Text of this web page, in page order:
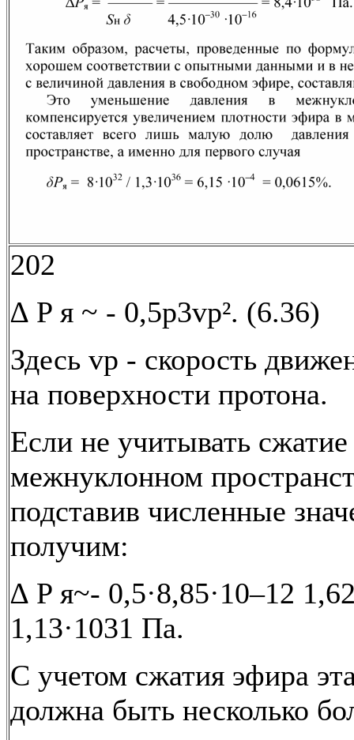
202
∆ P я ~ - 0,5p3vp². (6.36)
Здесь vp - скорость
на поверхности протона.
Если не учитывать
межнуклонном
подставив численные
получим:
∆ P я~- 0,5·8,85·10–12
1,13·1031 Па.
С учетом сжатия эфира
должна быть несколько